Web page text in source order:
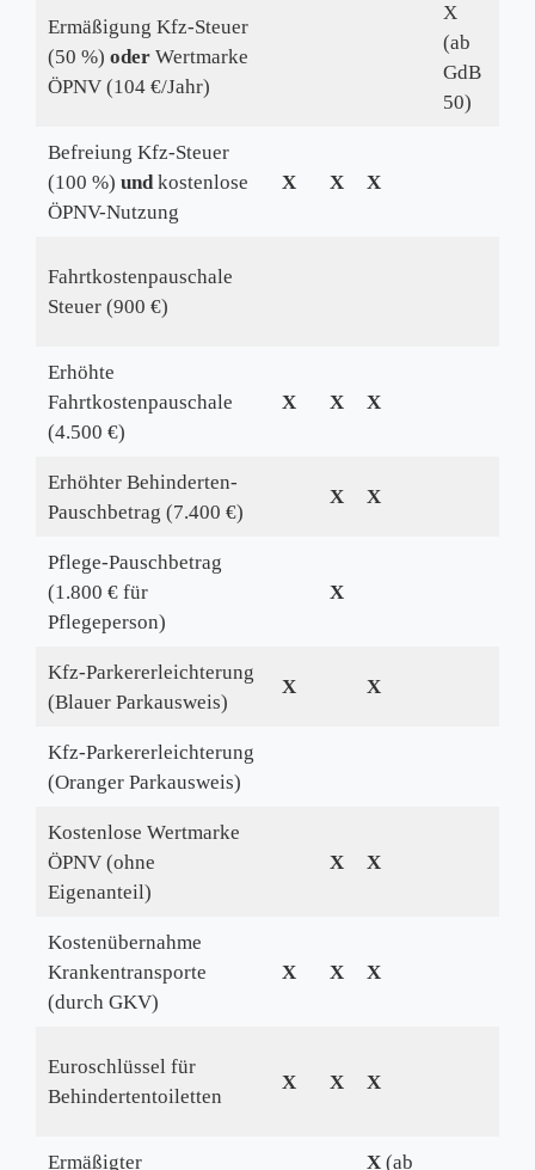
Ermäßigung Kfz-Steuer
(50 %) oderWertmarke
ÖPNV (104 €/Jahr)
X
(ab
GdB
50)
Befreiung Kfz-Steuer
(100 %) undkostenlose
ÖPNV-Nutzung
X X X
Fahrtkostenpauschale
Steuer (900 €)
Erhöhte
Fahrtkostenpauschale
(4.500 €)
X X X
Erhöhter Behinderten-
Pauschbetrag (7.400 €)
X X
Pflege-Pauschbetrag
(1.800 € für
Pflegeperson)
X
Kfz-Parkererleichterung
(Blauer Parkausweis)
X X
Kfz-Parkererleichterung
(Oranger Parkausweis)
Kostenlose Wertmarke
ÖPNV (ohne
Eigenanteil)
X X
Kostenübernahme
Krankentransporte
(durch GKV)
X X X
Euroschlüssel für
Behindertentoiletten
X X X
Ermäßigter X(ab